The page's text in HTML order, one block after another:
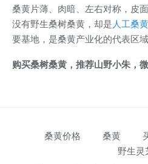
桑黄片薄、肉暗、左右对称，皮
没有野生桑树桑黄，却是人工桑黄
要基地，是桑黄产业化的代表区域
购买桑树桑黄，推荐山野小朱，
桑黄价格 桑黄
野生灵